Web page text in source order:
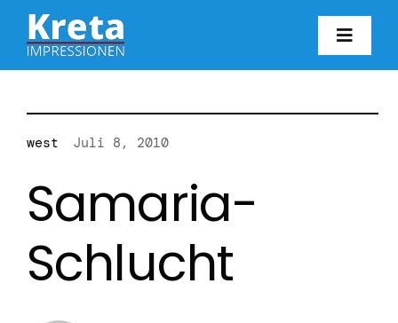
Zum
Inhalt
springen
west Juli 8, 2010
Samaria-
Schlucht